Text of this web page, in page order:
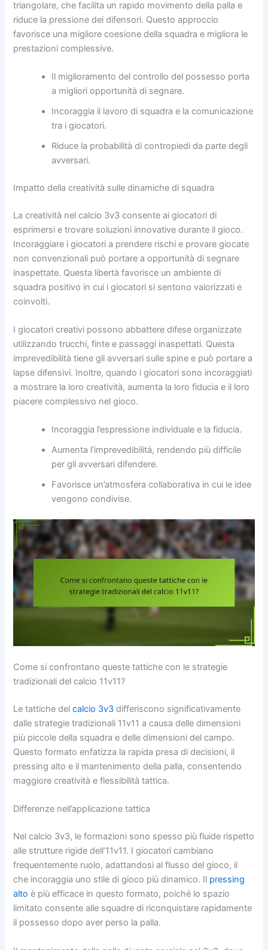
triangolare, che facilita un rapido movimento della palla e
riduce la pressione dei difensori. Questo approccio
favorisce una migliore coesione della squadra e migliora le
prestazioni complessive.
Il miglioramento del controllo del possesso porta
a migliori opportunità di segnare.
Incoraggia il lavoro di squadra e la comunicazione
tra i giocatori.
Riduce la probabilità di contropiedi da parte degli
avversari.
Impatto della creatività sulle dinamiche di squadra
La creatività nel calcio 3v3 consente ai giocatori di
esprimersi e trovare soluzioni innovative durante il gioco.
Incoraggiare i giocatori a prendere rischi e provare giocate
non convenzionali può portare a opportunità di segnare
inaspettate. Questa libertà favorisce un ambiente di
squadra positivo in cui i giocatori si sentono valorizzati e
coinvolti.
I giocatori creativi possono abbattere difese organizzate
utilizzando trucchi, finte e passaggi inaspettati. Questa
imprevedibilità tiene gli avversari sulle spine e può portare a
lapse difensivi. Inoltre, quando i giocatori sono incoraggiati
a mostrare la loro creatività, aumenta la loro fiducia e il loro
piacere complessivo nel gioco.
Incoraggia l’espressione individuale e la fiducia.
Aumenta l’imprevedibilità, rendendo più difficile
per gli avversari difendere.
Favorisce un’atmosfera collaborativa in cui le idee
vengono condivise.
Come si confrontano queste tattiche con le strategie
tradizionali del calcio 11v11?
Le tattiche delcalcio 3v3 differiscono significativamente
dalle strategie tradizionali 11v11 a causa delle dimensioni
più piccole della squadra e delle dimensioni del campo.
Questo formato enfatizza la rapida presa di decisioni, il
pressing alto e il mantenimento della palla, consentendo
maggiore creatività e flessibilità tattica.
Differenze nell’applicazione tattica
Nel calcio 3v3, le formazioni sono spesso più fluide rispetto
alle strutture rigide dell’11v11. I giocatori cambiano
frequentemente ruolo, adattandosi al flusso del gioco, il
che incoraggia uno stile di gioco più dinamico. Il pressing
alto è più efficace in questo formato, poiché lo spazio
limitato consente alle squadre di riconquistare rapidamente
il possesso dopo aver perso la palla.